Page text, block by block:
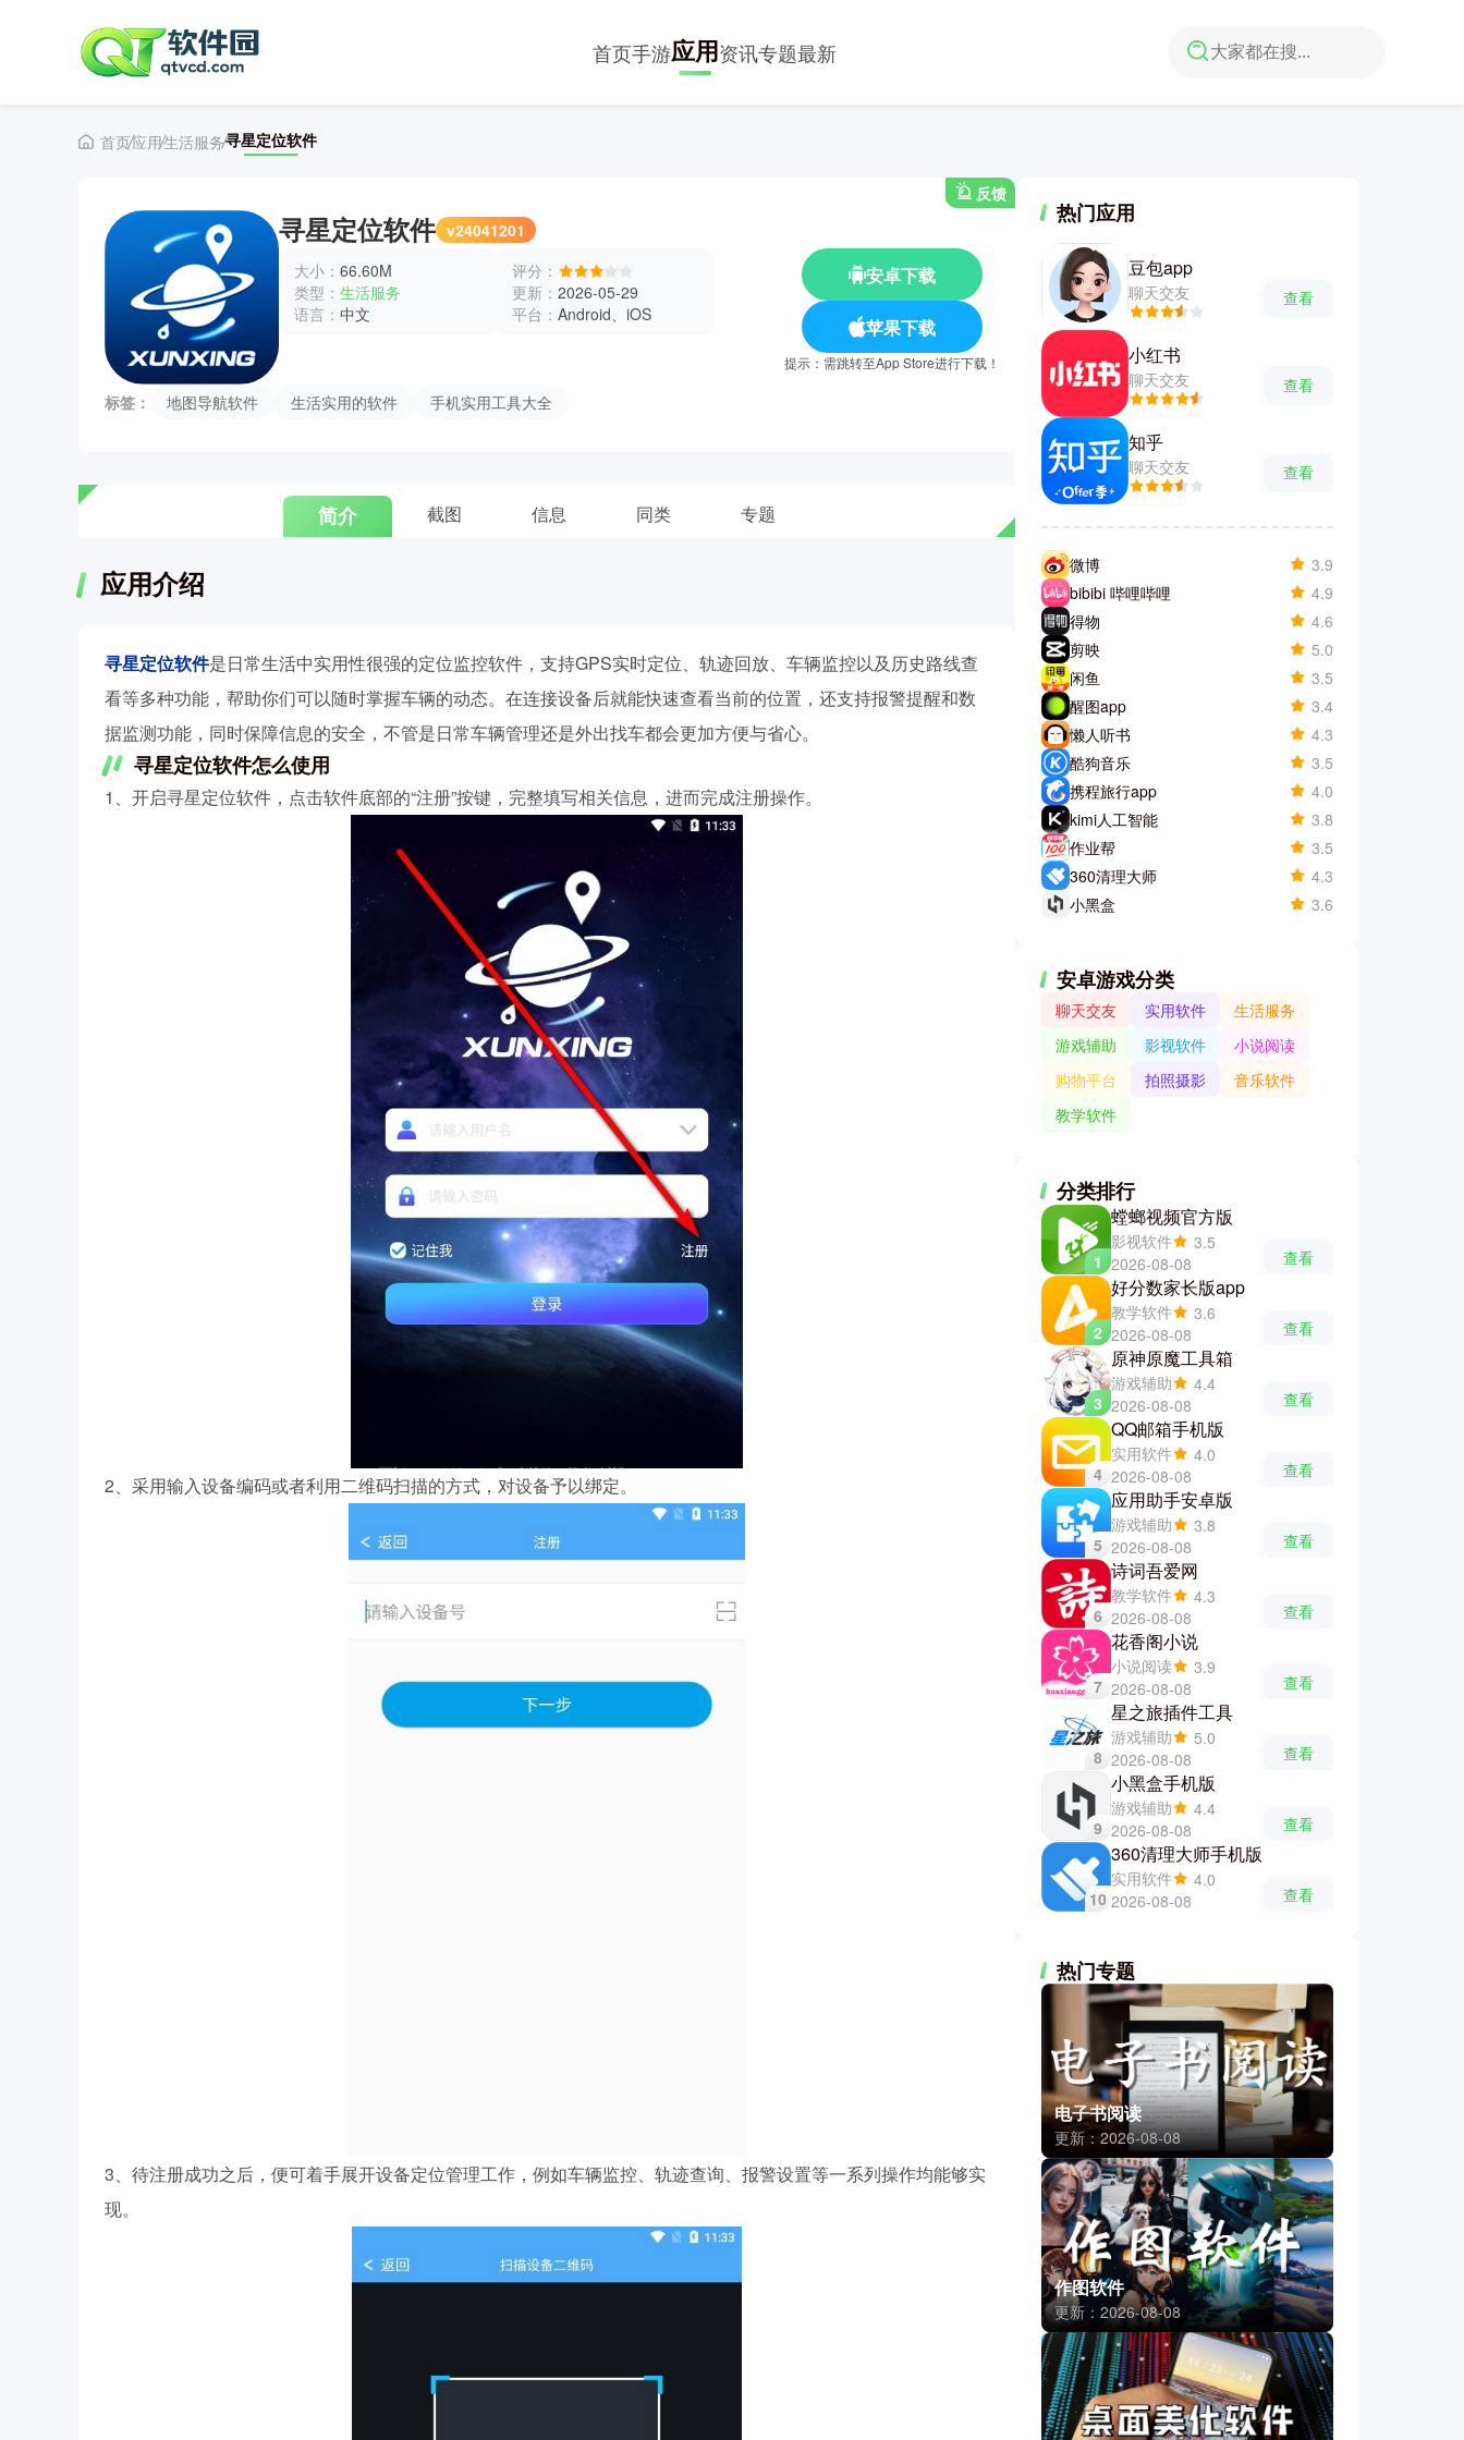
首页手游应用资讯专题最新
首页应用生活服务寻星定位软件
反馈
寻星定位软件 v24041201
大小： 66.60M
类型： 生活服务
语言： 中文
评分：
更新： 2026-05-29
平台： Android、iOS
安卓下载
苹果下载
提示：需跳转至App Store进行下载！
标签： 地图导航软件 生活实用的软件 手机实用工具大全
简介 截图 信息 同类 专题
应用介绍
寻星定位软件是日常生活中实用性很强的定位监控软件，支持GPS实时定位、轨迹回放、车辆监控以及历史路线查
看等多种功能，帮助你们可以随时掌握车辆的动态。在连接设备后就能快速查看当前的位置，还支持报警提醒和数
据监测功能，同时保障信息的安全，不管是日常车辆管理还是外出找车都会更加方便与省心。
寻星定位软件怎么使用
1、开启寻星定位软件，点击软件底部的“注册”按键，完整填写相关信息，进而完成注册操作。
2、采用输入设备编码或者利用二维码扫描的方式，对设备予以绑定。
3、待注册成功之后，便可着手展开设备定位管理工作，例如车辆监控、轨迹查询、报警设置等一系列操作均能够实
现。
热门应用
豆包app
聊天交友 查看
小红书
聊天交友 查看
知乎
聊天交友 查看
微博
3.9
bibibi 哔哩哔哩
4.9
得物
4.6
剪映
5.0
闲鱼
3.5
醒图app
3.4
懒人听书
4.3
酷狗音乐
3.5
携程旅行app
4.0
kimi人工智能
3.8
作业帮
3.5
360清理大师
4.3
小黑盒
3.6
安卓游戏分类
聊天交友 实用软件
生活服务
游戏辅助
影视软件
小说阅读
购物平台
拍照摄影
音乐软件
教学软件
分类排行
1
螳螂视频官方版
影视软件
3.5
2026-08-08
查看
2
好分数家长版app
教学软件
3.6
2026-08-08
查看
3
原神原魔工具箱
游戏辅助
4.4
2026-08-08
查看
4
QQ邮箱手机版
实用软件
4.0
2026-08-08
查看
5
应用助手安卓版
游戏辅助
3.8
2026-08-08
查看
6
诗词吾爱网
教学软件
4.3
2026-08-08
查看
7
花香阁小说
小说阅读
3.9
2026-08-08
查看
8
星之旅插件工具
游戏辅助
5.0
2026-08-08
查看
9
小黑盒手机版
游戏辅助
4.4
2026-08-08
查看
10
360清理大师手机版
实用软件
4.0
2026-08-08
查看
热门专题
电子书阅读
更新：2026-08-08
作图软件
更新：2026-08-08